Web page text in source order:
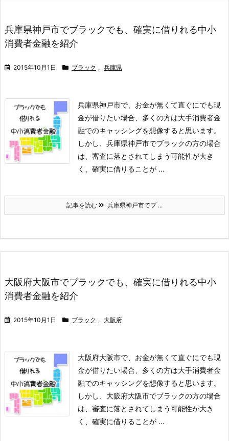
兵庫県神戸市でブラックでも、確実に借りれる中小
消費者金融を紹介
2015年10月1日 ブラック , 兵庫県
兵庫県神戸市で、お金が無くて直ぐにでも現
金が借りたい場合、多くの方は大手消費者金
融でのキャッシングを想像すると思います。
しかし、兵庫県神戸市でブラックの方の場合
は、審査に落とされてしまう可能性が大き
く、確実に借りることが ...
記事を読む 兵庫県神戸市でブ ...
大阪府大阪市でブラックでも、確実に借りれる中小
消費者金融を紹介
2015年10月1日 ブラック , 大阪府
大阪府大阪市で、お金が無くて直ぐにでも現
金が借りたい場合、多くの方は大手消費者金
融でのキャッシングを想像すると思います。
しかし、大阪府大阪市でブラックの方の場合
は、審査に落とされてしまう可能性が大き
く、確実に借りることが ...